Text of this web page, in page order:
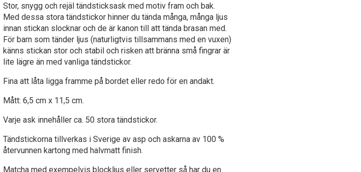
Stor, snygg och rejäl tändsticksask med motiv fram och bak.
Med dessa stora tändstickor hinner du tända många, många ljus
innan stickan slocknar och de är kanon till att tända brasan med.
För barn som tänder ljus (naturligtvis tillsammans med en vuxen)
känns stickan stor och stabil och risken att bränna små fingrar är
lite lägre än med vanliga tändstickor.
Fina att låta ligga framme på bordet eller redo för en andakt.
Mått: 6,5 cm x 11,5 cm.
Varje ask innehåller ca. 50 stora tändstickor.
Tändstickorna tillverkas i Sverige av asp och askarna av 100 %
återvunnen kartong med halvmatt finish.
Matcha med exempelvis blockljus eller servetter så har du en